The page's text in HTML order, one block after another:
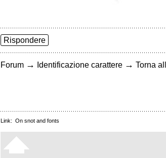
Rispondere
Forum → Identificazione carattere → Torna
Link: On snot and fonts